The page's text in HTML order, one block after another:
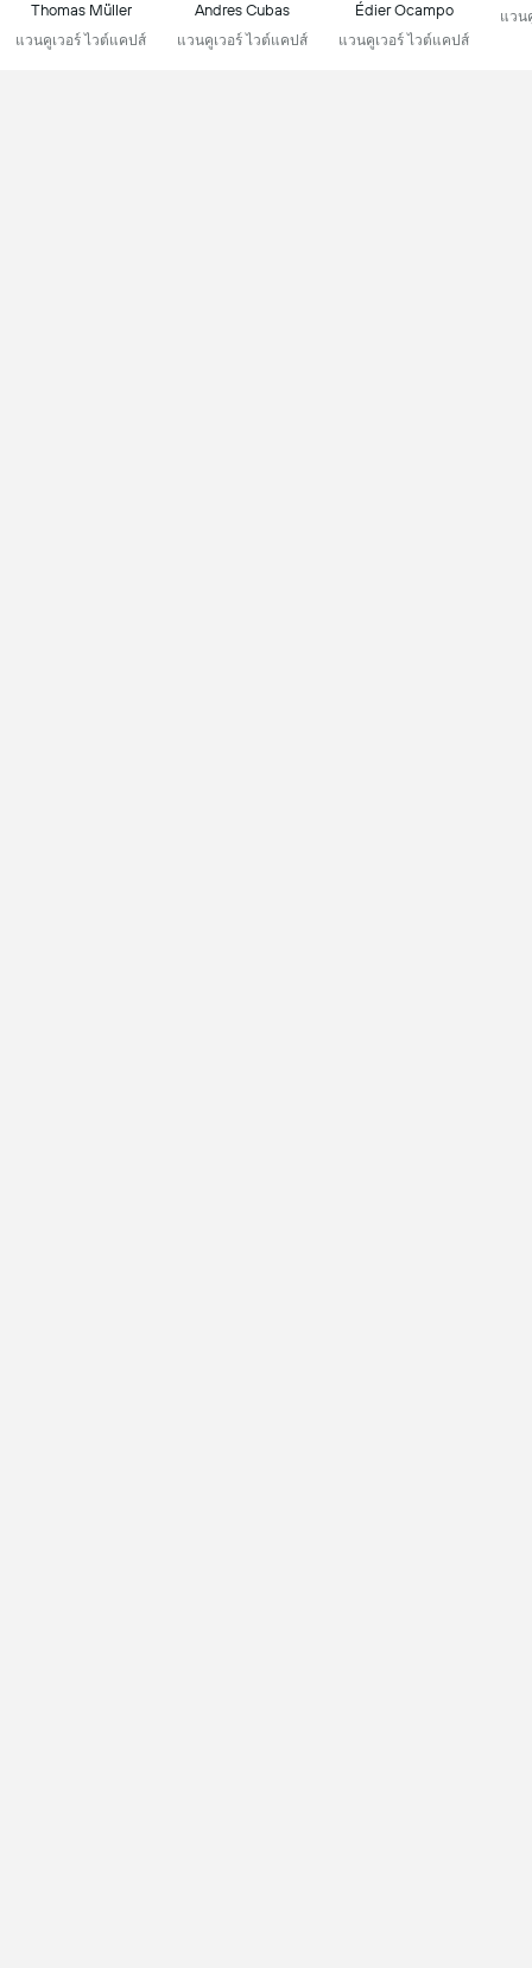
Thomas Müller
แวนคูเวอร์ ไวต์แคปส์
Andres Cubas
แวนคูเวอร์ ไวต์แคปส์
Édier Ocampo
แวนคูเวอร์ ไวต์แคปส์
แวน